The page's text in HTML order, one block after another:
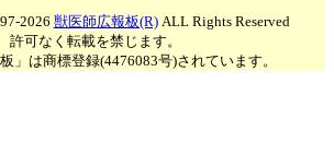
2026 獣医師広報板(R)ALL Rights Reserved
許可なく転載を禁じます。
」は商標登録(4476083号)されています。